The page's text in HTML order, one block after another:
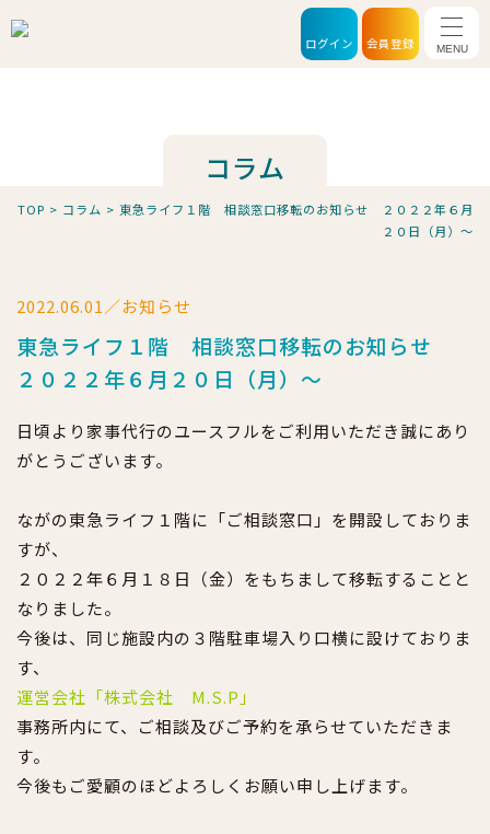
ログイン 会員登録 メニ
コラム
TOP > コラム > 東急ライフ１階 相談窓口移転のお知らせ ２０２２年６月
２０日（月）～
2022.06.01／お知らせ
東急ライフ１階 相談窓口移転のお知らせ
２０２２年６月２０日（月）～
日頃より家事代行のユースフルをご利用いただき誠にあり
がとうございます。
ながの東急ライフ１階に「ご相談窓口」を開設しておりま
すが、
２０２２年６月１８日（金）をもちまして移転することと
なりました。
今後は、同じ施設内の３階駐車場入り口横に設けておりま
す、
運営会社「株式会社 M.S.P」
事務所内にて、ご相談及びご予約を承らせていただきま
す。
今後もご愛顧のほどよろしくお願い申し上げます。